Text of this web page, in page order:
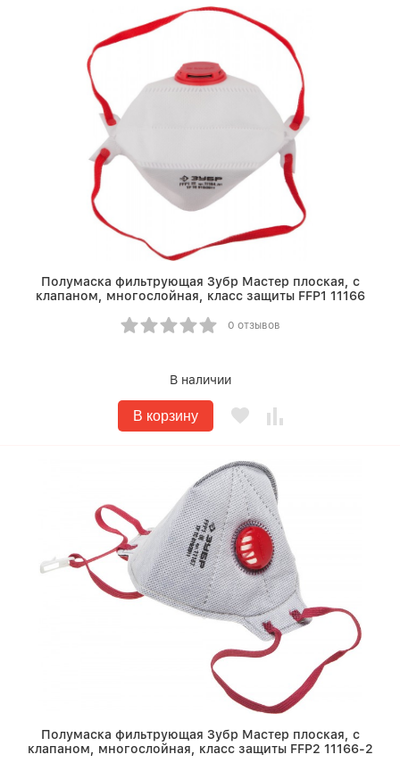
Полумаска фильтрующая Зубр Мастер плоская, с
клапаном, многослойная, класс защиты FFP1 11166
0 отзывов
В наличии
В корзину
Полумаска фильтрующая Зубр Мастер плоская, с
клапаном, многослойная, класс защиты FFP2 11166-2